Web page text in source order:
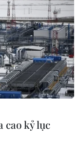
cao kỷ lục